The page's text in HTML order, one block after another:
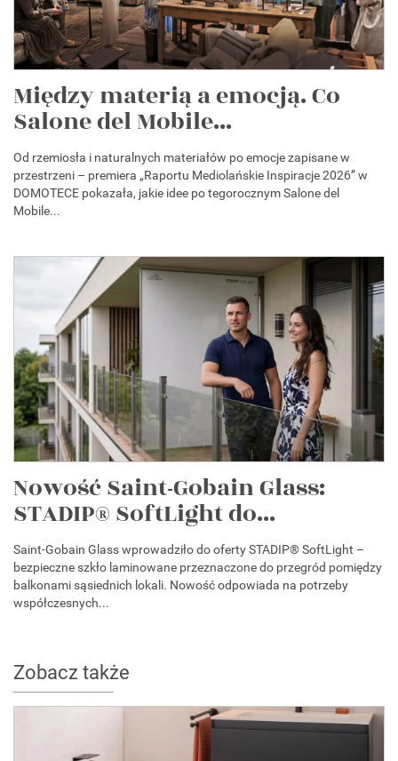
Między materią a emocją. Co
Salone del Mobile...
Od rzemiosła i naturalnych materiałów po emocje zapisane w
przestrzeni – premiera „Raportu Mediolańskie Inspiracje 2026” w
DOMOTECE pokazała, jakie idee po tegorocznym Salone del
Mobile...
Nowość Saint-Gobain Glass:
STADIP® SoftLight do...
Saint-Gobain Glass wprowadziło do oferty STADIP® SoftLight –
bezpieczne szkło laminowane przeznaczone do przegród pomiędzy
balkonami sąsiednich lokali. Nowość odpowiada na potrzeby
współczesnych...
Zobacz także